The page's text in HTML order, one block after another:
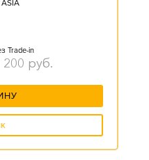
Trade-in
200 руб.